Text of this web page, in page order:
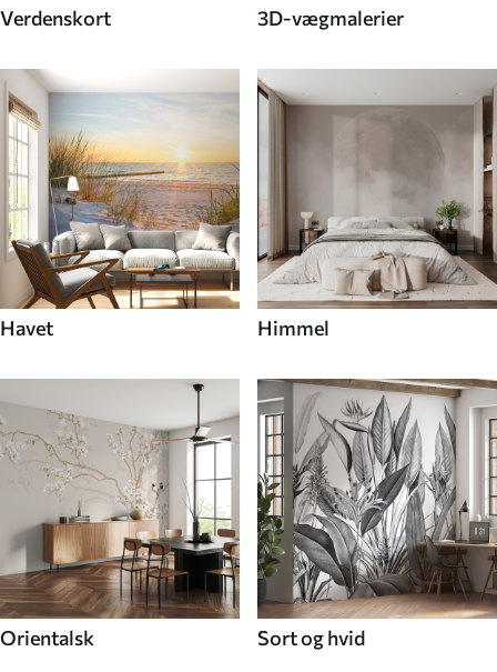
Verdenskort 3D-vægmalerier
Havet Himmel
Orientalsk Sort og hvid